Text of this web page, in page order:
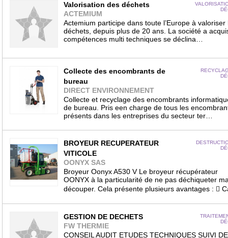
Valorisation des déchets
ACTEMIUM
Actemium participe dans toute l’Europe à valoriser
déchets, depuis plus de 20 ans. La société a
compétences multi techniques se déclina…
Collecte des encombrants de
bureau
DIRECT ENVIRONNEMENT
Collecte et recyclage des encombrants
de bureau. Pris een charge de tous les
présents dans les entreprises du secteur ter…
BROYEUR RECUPERATEUR
VITICOLE
OONYX SAS
Broyeur Oonyx A530 V Le broyeur récupérateur
OONYX à la particularité de ne pas déchiqueter
découper. Cela présente plusieurs avantages : 
GESTION DE DECHETS
FW THERMIE
CONSEIL AUDIT ETUDES TECHNIQUES SUIVI DE